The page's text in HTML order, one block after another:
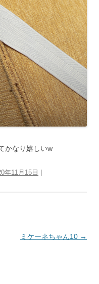
かなり嬉しいw
年11月15日
ミケーネちゃん10 →